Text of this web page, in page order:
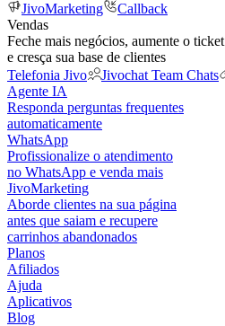
JivoMarketing
Callback
Vendas
Feche mais negócios, aumente o ticket
e cresça sua base de clientes
Telefonia Jivo
Jivochat Team Chats
Agente IA
Responda perguntas frequentes
automaticamente
WhatsApp
Profissionalize o atendimento
no WhatsApp e venda mais
JivoMarketing
Aborde clientes na sua página
antes que saiam e recupere
carrinhos abandonados
Planos
Afiliados
Ajuda
Aplicativos
Blog